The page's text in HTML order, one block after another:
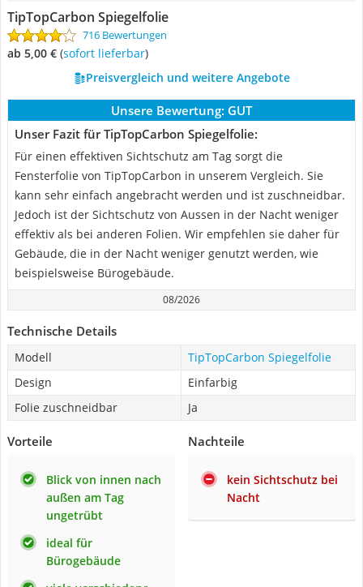
TipTopCarbon Spiegelfolie
716 Bewertungen
ab 5,00 € ( Sofort lieferbar)
Preisvergleich und weitere Angebote
Unsere Bewertung: GUT
Unser Fazit für TipTopCarbon Spiegelfolie:
Für einen effektiven Sichtschutz am Tag sorgt die
Fensterfolie von TipTopCarbon in unserem Vergleich. Sie
kann sehr einfach angebracht werden und ist zuschneidbar.
Jedoch ist der Sichtschutz von Aussen in der Nacht weniger
effektiv als bei anderen Folien. Wir empfehlen sie daher für
Gebäude, die in der Nacht weniger genutzt werden, wie
beispielsweise Bürogebäude.
08/2026
Technische Details
Modell
TipTopCarbon Spiegelfolie
Design
Einfarbig
Folie zuschneidbar
Ja
Vorteile
Blick von innen nach
außen am Tag
ungetrübt
ideal für
Bürogebäude
Nachteile
kein Sichtschutz bei
Nacht